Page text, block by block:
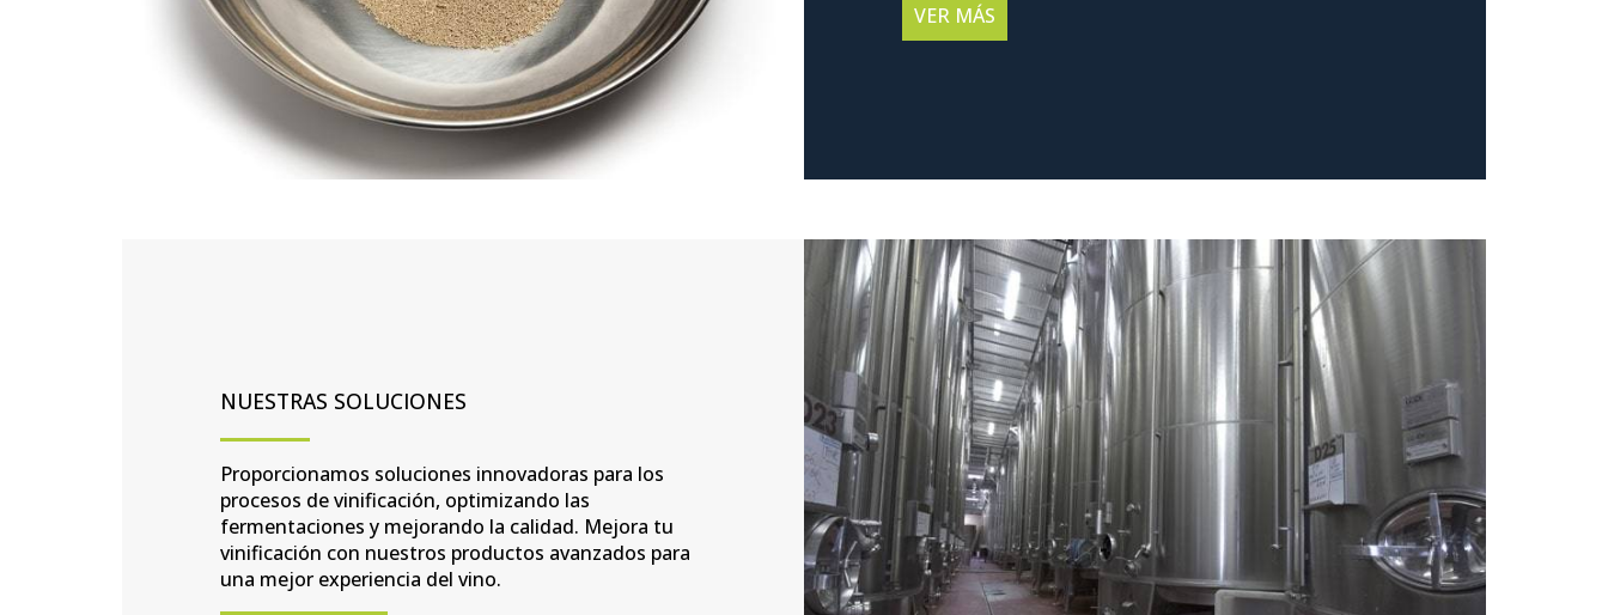
VER MÁS
NUESTRAS SOLUCIONES
Proporcionamos soluciones innovadoras para los
procesos de vinificación, optimizando las
fermentaciones y mejorando la calidad. Mejora tu
vinificación con nuestros productos avanzados para
una mejor experiencia del vino.